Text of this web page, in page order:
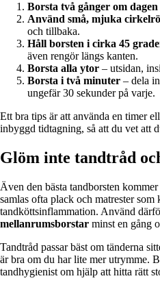
Borsta två gånger om dagen
Använd små, mjuka
och tillbaka.
Håll borsten i cirka 45
även rengör längs kanten.
Borsta alla ytor – utsidan,
Borsta i två minuter – dela
ungefär 30 sekunder på varje.
Ett bra tips är att använda en timer
inbyggd tidtagning, så att du vet att
Glöm inte tandtråd
Även den bästa tandborsten
samlas ofta plack och matrester
tandköttsinflammation. Använd
mellanrumsborstar minst en gång
Tandtråd passar bäst om tänderna
är bra om du har lite mer utrymme.
tandhygienist om hjälp att hitta rätt